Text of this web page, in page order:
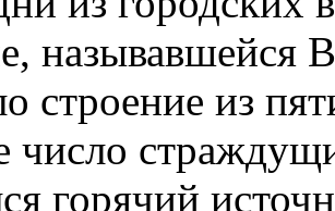
называвшейся
строение из
число
горячий